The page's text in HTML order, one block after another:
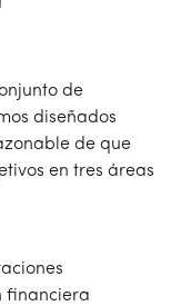
de
diseñados
de que
en tres áreas
financiera